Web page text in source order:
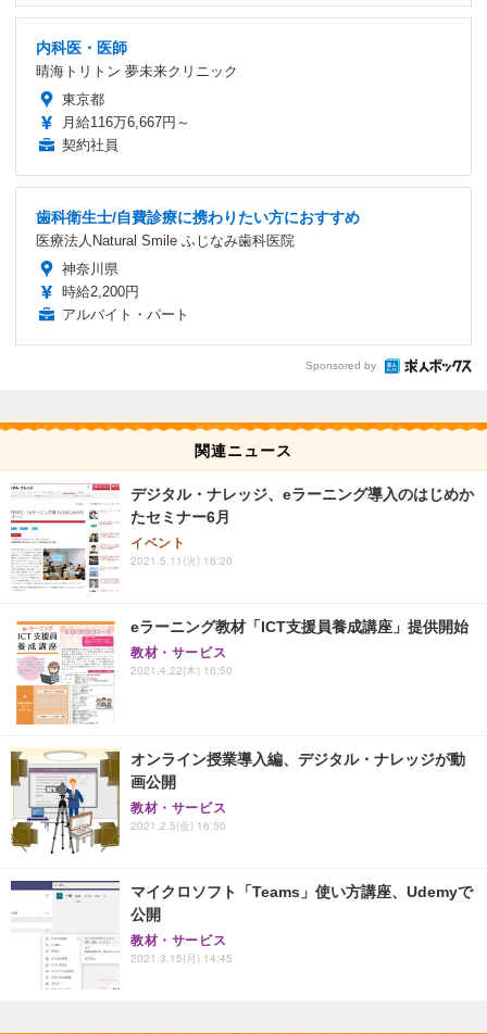
内科医・医師
晴海トリトン 夢未来クリニック
東京都
月給116万6,667円～
契約社員
歯科衛生士/自費診療に携わりたい方におすすめ
医療法人Natural Smile ふじなみ歯科医院
神奈川県
時給2,200円
アルバイト・パート
Sponsored by
関連ニュース
デジタル・ナレッジ、eラーニング導入のはじめか
たセミナー6月
イベント
2021.5.11(火) 16:20
eラーニング教材「ICT支援員養成講座」提供開始
教材・サービス
2021.4.22(木) 16:50
オンライン授業導入編、デジタル・ナレッジが動
画公開
教材・サービス
2021.2.5(金) 16:50
マイクロソフト「Teams」使い方講座、Udemyで
公開
教材・サービス
2021.3.15(月) 14:45